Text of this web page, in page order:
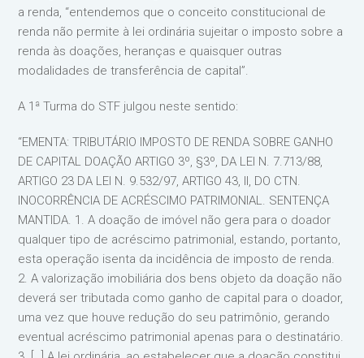
a renda, “entendemos que o conceito constitucional de
renda não permite à lei ordinária sujeitar o imposto sobre a
renda às doações, heranças e quaisquer outras
modalidades de transferência de capital”.
A 1ª Turma do STF julgou neste sentido:
“EMENTA: TRIBUTÁRIO IMPOSTO DE RENDA SOBRE GANHO
DE CAPITAL DOAÇÃO ARTIGO 3º, §3º, DA LEI N. 7.713/88,
ARTIGO 23 DA LEI N. 9.532/97, ARTIGO 43, II, DO CTN.
INOCORRÊNCIA DE ACRÉSCIMO PATRIMONIAL. SENTENÇA
MANTIDA. 1. A doação de imóvel não gera para o doador
qualquer tipo de acréscimo patrimonial, estando, portanto,
esta operação isenta da incidência de imposto de renda.
2. A valorização imobiliária dos bens objeto da doação não
deverá ser tributada como ganho de capital para o doador,
uma vez que houve redução do seu patrimônio, gerando
eventual acréscimo patrimonial apenas para o destinatário.